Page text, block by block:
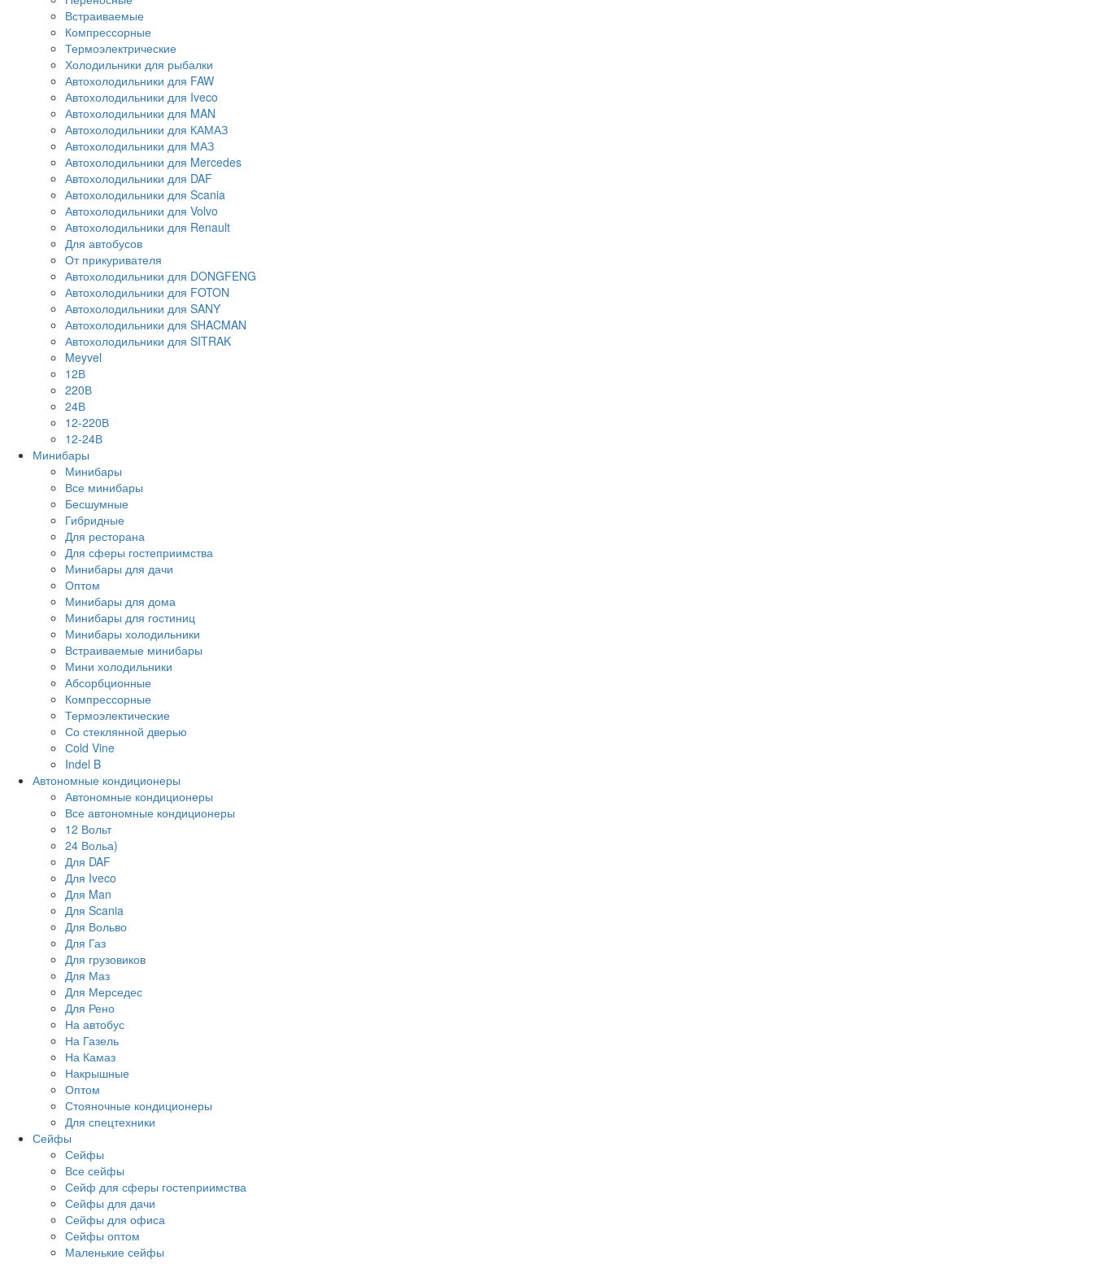
Встраиваемые
Компрессорные
Термоэлектрические
Холодильники для рыбалки
Автохолодильники для FAW
Автохолодильники для Iveco
Автохолодильники для MAN
Автохолодильники для КАМАЗ
Автохолодильники для МАЗ
Автохолодильники для Mercedes
Автохолодильники для DAF
Автохолодильники для Scania
Автохолодильники для Volvo
Автохолодильники для Renault
Для автобусов
От прикуривателя
Автохолодильники для DONGFENG
Автохолодильники для FOTON
Автохолодильники для SANY
Автохолодильники для SHACMAN
Автохолодильники для SITRAK
Meyvel
12В
220В
24В
12-220В
12-24В
Минибары
Минибары
Все минибары
Бесшумные
Гибридные
Для ресторана
Для сферы гостеприимства
Минибары для дачи
Оптом
Минибары для дома
Минибары для гостиниц
Минибары холодильники
Встраиваемые минибары
Мини холодильники
Абсорбционные
Компрессорные
Термоэлектические
Со стеклянной дверью
Сold Vine
Indel B
Автономные кондиционеры
Автономные кондиционеры
Все автономные кондиционеры
12 Вольт
24 Вольа)
Для DAF
Для Iveco
Для Man
Для Scania
Для Вольво
Для Газ
Для грузовиков
Для Маз
Для Мерседес
Для Рено
На автобус
На Газель
На Камаз
Накрышные
Оптом
Стояночные кондиционеры
Для спецтехники
Сейфы
Сейфы
Все сейфы
Сейф для сферы гостеприимства
Сейфы для дачи
Сейфы для офиса
Сейфы оптом
Маленькие сейфы